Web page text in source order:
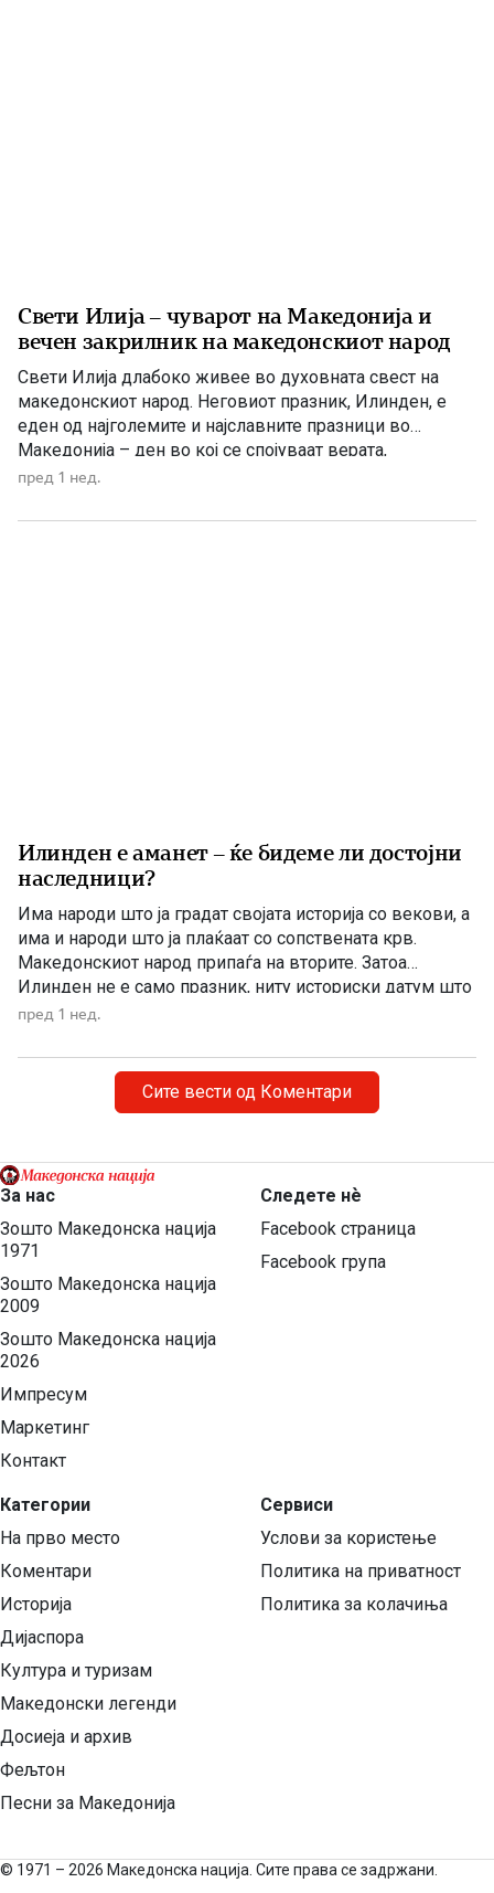
Свети Илија – чуварот на Македонија и
вечен закрилник на македонскиот народ
Свети Илија длабоко живее во духовната свест на
македонскиот народ. Неговиот празник, Илинден, е
еден од најголемите и најславните празници во
Македонија – ден во кој се спојуваат верата,
историјата, борбата за слобода и љубовта кон
Свети Илија како силен заштитник и небесен чувар. Во
пред 1 нед.
Илинден е аманет – ќе бидеме ли достојни
наследници?
Има народи што ја градат својата историја со векови, а
има и народи што ја плаќаат со сопствената крв.
Македонскиот народ припаѓа на вторите. Затоа
Илинден не е само празник, ниту историски датум што
еднаш годишно го одбележуваме со говори, венци и
кога мора да си го поставиме […]
пред 1 нед.
Сите вести од Коментари
За нас
Зошто Македонска нација
1971
Зошто Македонска нација
2009
Зошто Македонска нација
2026
Импресум
Маркетинг
Контакт
Категории
На прво место
Коментари
Историја
Дијаспора
Култура и туризам
Македонски легенди
Досиеја и архив
Фељтон
Песни за Македонија
Следете нѐ
Facebook страница
Facebook група
Сервиси
Услови за користење
Политика на приватност
Политика за колачиња
© 1971 – 2026 Македонска нација. Сите права се задржани.